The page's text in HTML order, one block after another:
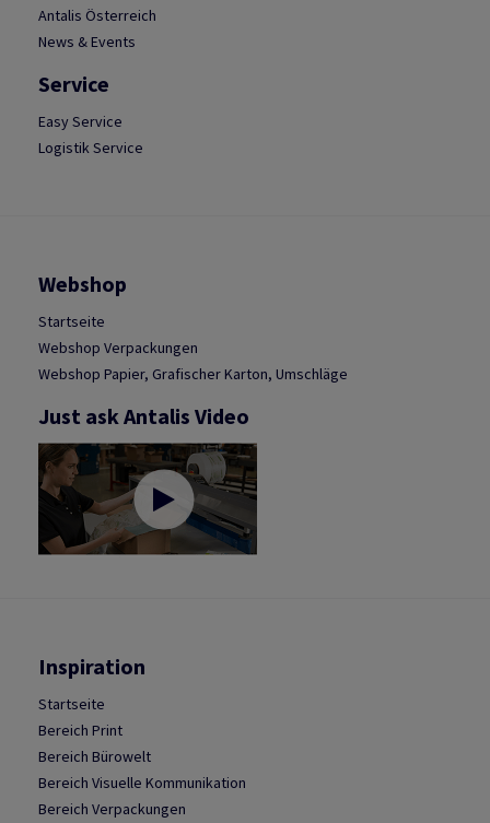
Antalis Österreich
News & Events
Service
Easy Service
Logistik Service
Webshop
Startseite
Webshop Verpackungen
Webshop Papier, Grafischer Karton, Umschläge
Just ask Antalis Video
Inspiration
Startseite
Bereich Print
Bereich Bürowelt
Bereich Visuelle Kommunikation
Bereich Verpackungen